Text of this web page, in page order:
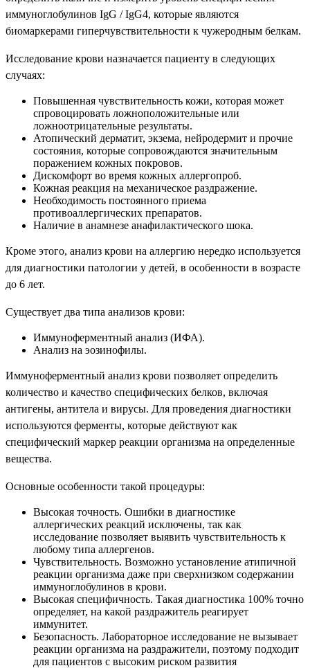
иммуноглобулинов IgG / IgG4, которые являются
биомаркерами гиперчувствительности к чужеродным белкам.
Исследование крови назначается пациенту в следующих
случаях:
Повышенная чувствительность кожи, которая может
спровоцировать ложноположительные или
ложноотрицательные результаты.
Атопический дерматит, экзема, нейродермит и прочие
состояния, которые сопровождаются значительным
поражением кожных покровов.
Дискомфорт во время кожных аллергопроб.
Кожная реакция на механическое раздражение.
Необходимость постоянного приема
противоаллергических препаратов.
Наличие в анамнезе анафилактического шока.
Кроме этого, анализ крови на аллергию нередко используется
для диагностики патологии у детей, в особенности в возрасте
до 6 лет.
Существует два типа анализов крови:
Иммуноферментный анализ (ИФА).
Анализ на эозинофилы.
Иммуноферментный анализ крови позволяет определить
количество и качество специфических белков, включая
антигены, антитела и вирусы. Для проведения диагностики
используются ферменты, которые действуют как
специфический маркер реакции организма на определенные
вещества.
Основные особенности такой процедуры:
Высокая точность. Ошибки в диагностике
аллергических реакций исключены, так как
исследование позволяет выявить чувствительность к
любому типа аллергенов.
Чувствительность. Возможно установление атипичной
реакции организма даже при сверхнизком содержании
иммуноглобулинов в крови.
Высокая специфичность. Такая диагностика 100% точно
определяет, на какой раздражитель реагирует
иммунитет.
Безопасность. Лабораторное исследование не вызывает
реакции организма на раздражители, поэтому подходит
для пациентов с высоким риском развития